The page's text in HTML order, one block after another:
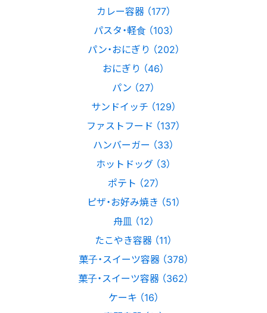
カレー容器 （177）
パスタ・軽食 （103）
パン・おにぎり （202）
おにぎり （46）
パン （27）
サンドイッチ （129）
ファストフード （137）
ハンバーガー （33）
ホットドッグ （3）
ポテト （27）
ピザ・お好み焼き （51）
舟皿 （12）
たこやき容器 （11）
菓子・スイーツ容器 （378）
菓子・スイーツ容器 （362）
ケーキ （16）